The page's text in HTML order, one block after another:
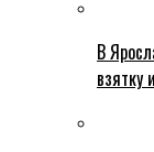
В
взятку